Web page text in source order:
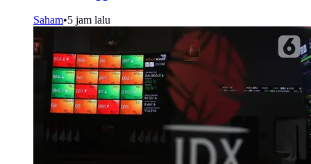
Saham•5 jam lalu